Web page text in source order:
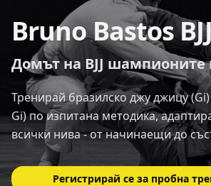
Bruno Bastos
Домът на BJJ шампионите
Тренирай бразилско джу джицу
Gi) по изпитана методика,
всички нива - от начинаещи до
Регистрирай се за пробна